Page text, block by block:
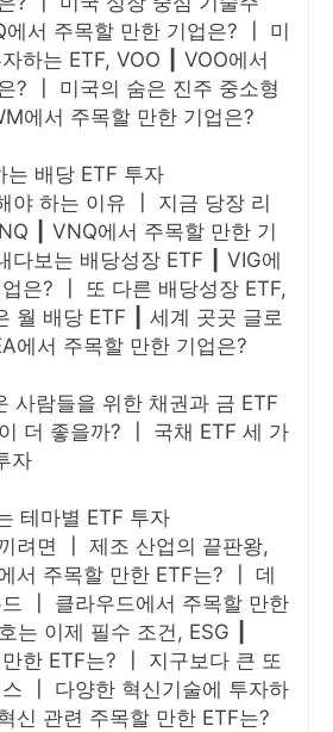
에서 주목할 만한 기업은? ┃ 미
하는 ETF, VOO ┃ VOO에서
? ┃ 미국의 숨은 진주 중소형
에서 주목할 만한 기업은?
는 배당 ETF 투자
야 하는 이유 ┃ 지금 당장 리
┃ VNQ에서 주목할 만한 기
보는 배당성장 ETF ┃ VIG에
은? ┃ 또 다른 배당성장 ETF,
월 배당 ETF ┃ 세계 곳곳 글로
에서 주목할 만한 기업은?
사람들을 위한 채권과 금 ETF
더 좋을까? ┃ 국채 ETF 세 가
자
테마별 ETF 투자
려면 ┃ 제조 산업의 끝판왕,
서 주목할 만한 ETF는? ┃ 데
┃ 클라우드에서 주목할 만한
는 이제 필수 조건, ESG ┃
한 ETF는? ┃ 지구보다 큰 또
┃ 다양한 혁신기술에 투자하
신 관련 주목할 만한 ETF는?